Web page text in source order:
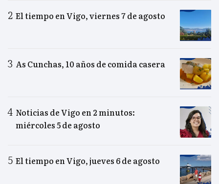
El tiempo en Vigo, viernes 7 de agosto
As Cunchas, 10 años de comida casera
Noticias de Vigo en 2 minutos:
miércoles 5 de agosto
El tiempo en Vigo, jueves 6 de agosto